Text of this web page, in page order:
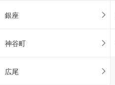
銀座
神谷町
広尾